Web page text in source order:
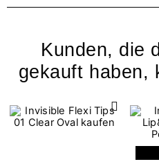
Kunden, die
gekauft haben,